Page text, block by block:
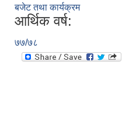
बजेट तथा कार्यक्रम
आर्थिक वर्ष:
७७/७८